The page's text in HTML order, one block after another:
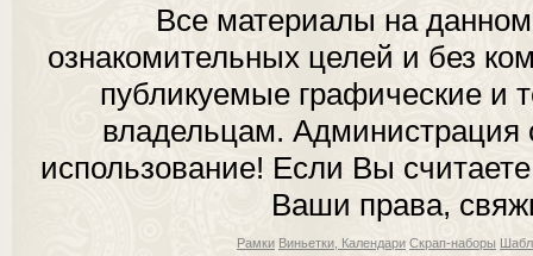
Все материалы на
ознакомительных целей и без
публикуемые графические и
владельцам. Администрация
использование! Если Вы
Ваши права,
Рамки Виньетки, Календари Скрап-наборы